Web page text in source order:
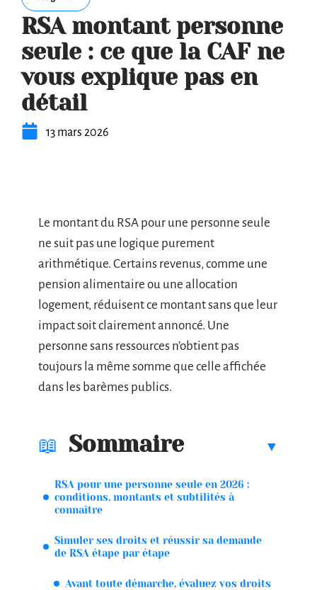
RSA montant personne
seule : ce que la CAF ne
vous explique pas en
détail
13 mars 2026
Le montant du RSA pour une personne seule
ne suit pas une logique purement
arithmétique. Certains revenus, comme une
pension alimentaire ou une allocation
logement, réduisent ce montant sans que leur
impact soit clairement annoncé. Une
personne sans ressources n’obtient pas
toujours la même somme que celle affichée
dans les barèmes publics.
Sommaire
RSA pour une personne seule en 2026 :
conditions, montants et subtilités à
connaître
Simuler ses droits et réussir sa demande
de RSA étape par étape
Avant toute démarche, évaluez vos droits